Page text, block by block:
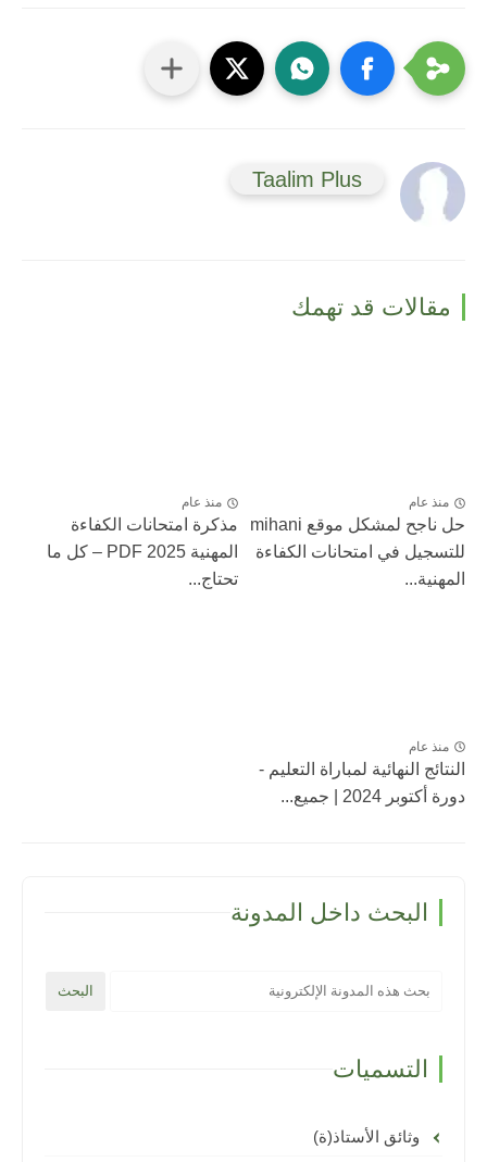
Taalim Plus
مقالات قد تهمك
منذ عام
حل ناجح لمشكل موقع mihani
للتسجيل في امتحانات الكفاءة
المهنية...
منذ عام
مذكرة امتحانات الكفاءة
المهنية 2025 PDF – كل ما
تحتاج...
منذ عام
النتائج النهائية لمباراة التعليم -
دورة أكتوبر 2024 | جميع...
البحث داخل المدونة
التسميات
وثائق الأستاذ(ة)